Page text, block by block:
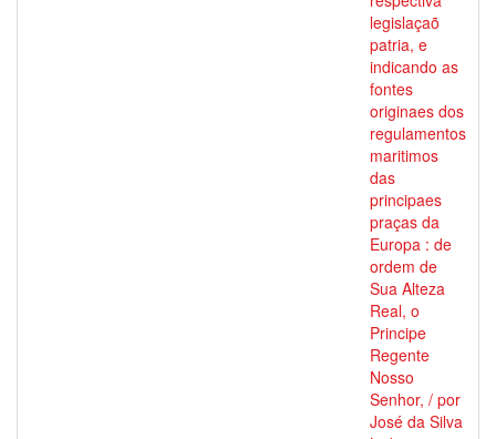
legislaçaõ
patria, e
indicando as
fontes
originaes dos
regulamentos
maritimos
das
principaes
praças da
Europa : de
ordem de
Sua Alteza
Real, o
Principe
Regente
Nosso
Senhor, / por
José da Silva